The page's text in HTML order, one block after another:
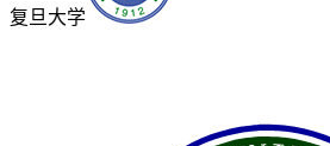
复旦大学